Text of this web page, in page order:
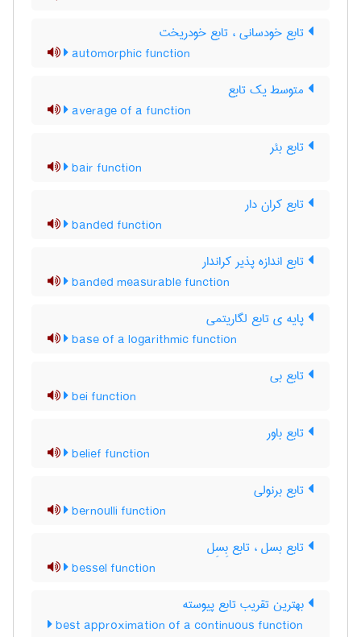
تابع خودسانی ، تابع خودریخت
automorphic function
متوسط یک تابع
average of a function
تابع بئر
bair function
تابع کران دار
banded function
تابع اندازه پذیر کراندار
banded measurable function
پایه ی تابع لگاریتمی
base of a logarithmic function
تابع بی
bei function
تابع باور
belief function
تابع برنولی
bernoulli function
تابع بسل ، تابع بِسِل
bessel function
بهترین تقریب تابع پیوسته
best approximation of a continuous function